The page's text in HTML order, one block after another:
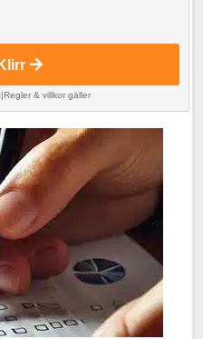
|Regler & villkor gäller